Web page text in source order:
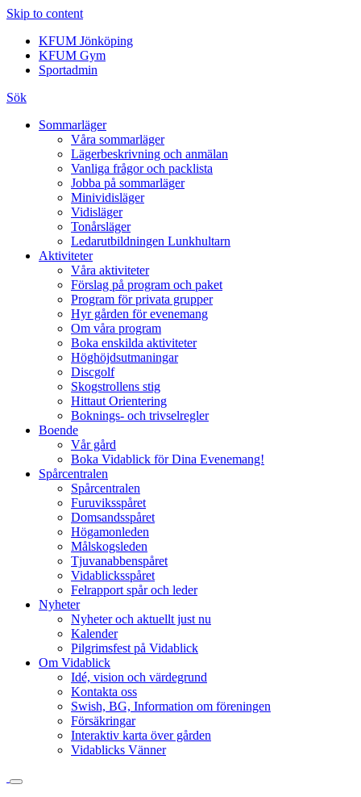
Skip to content
KFUM Jönköping
KFUM Gym
Sportadmin
Sök
Sommarläger
Våra sommarläger
Lägerbeskrivning och anmälan
Vanliga frågor och packlista
Jobba på sommarläger
Minividisläger
Vidisläger
Tonårsläger
Ledarutbildningen Lunkhultarn
Aktiviteter
Våra aktiviteter
Förslag på program och paket
Program för privata grupper
Hyr gården för evenemang
Om våra program
Boka enskilda aktiviteter
Höghöjdsutmaningar
Discgolf
Skogstrollens stig
Hittaut Orientering
Boknings- och trivselregler
Boende
Vår gård
Boka Vidablick för Dina Evenemang!
Spårcentralen
Spårcentralen
Furuviksspåret
Domsandsspåret
Högamonleden
Målskogsleden
Tjuvanabbenspåret
Vidablicksspåret
Felrapport spår och leder
Nyheter
Nyheter och aktuellt just nu
Kalender
Pilgrimsfest på Vidablick
Om Vidablick
Idé, vision och värdegrund
Kontakta oss
Swish, BG, Information om föreningen
Försäkringar
Interaktiv karta över gården
Vidablicks Vänner